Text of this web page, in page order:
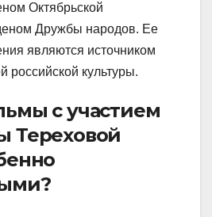
Октябрьской
Дружбы народов. Ее
являются источником
российской культуры.
с участием
Тереховой